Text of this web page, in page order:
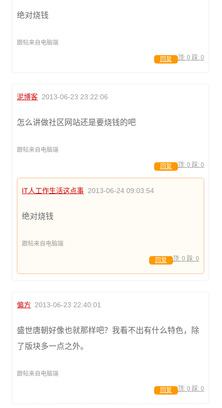
绝对烧钱
跟帖来自电脑端
顶: 0 踩: 0
回复
泥博客 2013-06-23 23:22:06
怎么讲做社区网站还是要烧钱的吧
跟帖来自电脑端
顶: 0 踩: 0
回复
IT人工作生活这点事 2013-06-24 09:03:54
绝对烧钱
跟帖来自电脑端
顶: 0 踩: 0
回复
偏方 2013-06-23 22:40:01
盛世唐朝好像也就那样吧？我看不出有什么特色，除
了版块多一点之外。
跟帖来自电脑端
顶: 0 踩: 0
回复